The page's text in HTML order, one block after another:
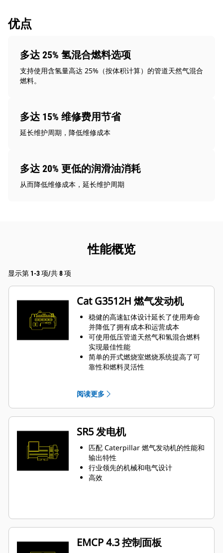
优点
多达 25% 氢混合燃料选项
支持使用含氢量高达 25%（按体积计算）的管道天然气混合
燃料。
多达 15% 维修费用节省
延长维护周期，降低维修成本
多达 20% 更低的润滑油消耗
从而降低维修成本，延长维护周期
性能概览
显示第 1-3 项/共 8 项
Cat G3512H 燃气发动机
稳健的高速缸体设计延长了使用寿命
并降低了拥有成本和运营成本
可使用低压管道天然气和氢混合燃料
实现最佳性能
简单的开式燃烧室燃烧系统提高了可
靠性和燃料灵活性
效率
一个电子控制模块可管理所有发动机
功能：点火、调速、空燃比控制和发
动机保护
阅读更多
SR5 发电机
匹配 Caterpillar 燃气发动机的性能和
输出特性
行业领先的机械和电气设计
高效
EMCP 4.3 控制面板